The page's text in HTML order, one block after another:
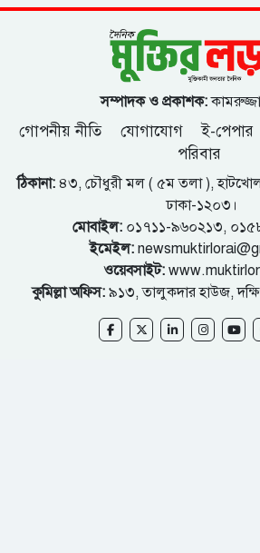
সম্পাদক ও প্রকাশক:
গোপনীয় নীতি যোগাযোগ ই-পেপার
পরিবার
ঠিকানা:৪৩, চৌধুরী মল ( ৫ম তলা ),
ঢাকা-১২০৩।
মোবাইল:০১৭১১-৯৬০২১৩,
ইমেইল:
ওয়েবসাইট:
কুমিল্লা অফিস: ৯১৩, তালুকদার হাউজ, দক্ষিণ